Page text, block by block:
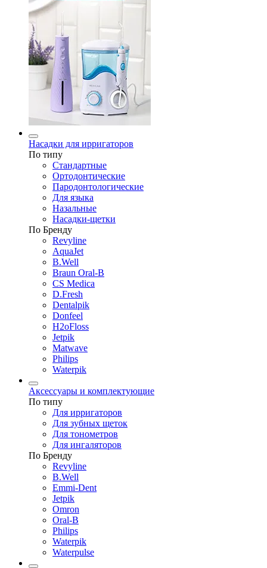
Насадки для ирригаторов
По типу
Стандартные
Ортодонтические
Пародонтологические
Для языка
Назальные
Насадки-щетки
По Бренду
Revyline
AquaJet
B.Well
Braun Oral-B
CS Medica
D.Fresh
Dentalpik
Donfeel
H2oFloss
Jetpik
Matwave
Philips
Waterpik
Аксессуары и комплектующие
По типу
Для ирригаторов
Для зубных щеток
Для тонометров
Для ингаляторов
По Бренду
Revyline
B.Well
Emmi-Dent
Jetpik
Omron
Oral-B
Philips
Waterpik
Waterpulse